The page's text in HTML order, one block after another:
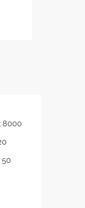
8000
50